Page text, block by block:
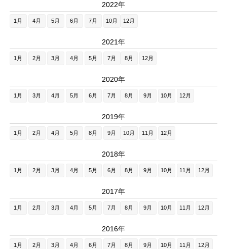
2022年
1月 4月 5月 6月 7月 10月 12月
2021年
1月 2月 3月 4月 5月 7月 8月 12月
2020年
1月 3月 4月 5月 6月 7月 8月 9月 10月 12月
2019年
1月 2月 4月 5月 8月 9月 10月 11月 12月
2018年
1月 2月 3月 4月 5月 6月 8月 9月 10月 11月 12月
2017年
1月 2月 3月 4月 5月 7月 8月 9月 10月 11月 12月
2016年
1月 2月 3月 4月 6月 7月 8月 9月 10月 11月 12月